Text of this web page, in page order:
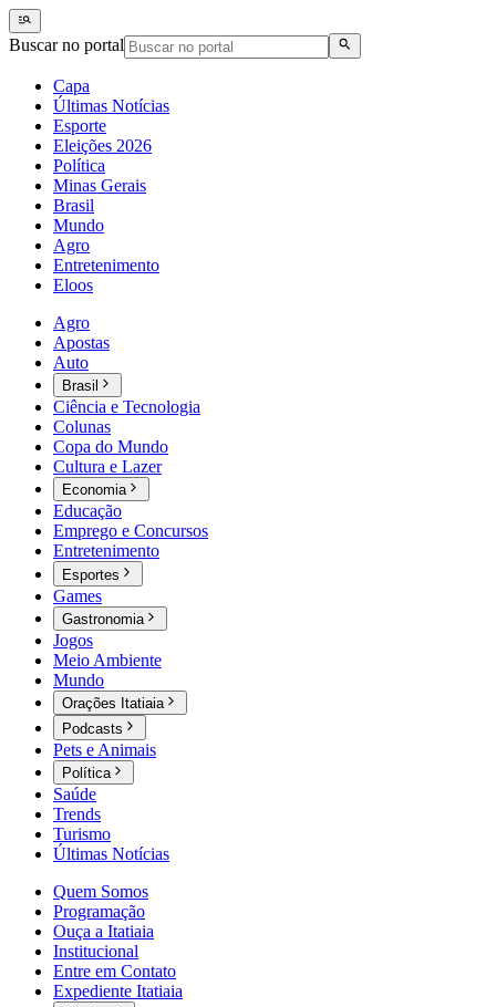
Buscar no portal
Capa
Últimas Notícias
Esporte
Eleições 2026
Política
Minas Gerais
Brasil
Mundo
Agro
Entretenimento
Eloos
Agro
Apostas
Auto
Brasil
Ciência e Tecnologia
Colunas
Copa do Mundo
Cultura e Lazer
Economia
Educação
Emprego e Concursos
Entretenimento
Esportes
Games
Gastronomia
Jogos
Meio Ambiente
Mundo
Orações Itatiaia
Podcasts
Pets e Animais
Política
Saúde
Trends
Turismo
Últimas Notícias
Quem Somos
Programação
Ouça a Itatiaia
Institucional
Entre em Contato
Expediente Itatiaia